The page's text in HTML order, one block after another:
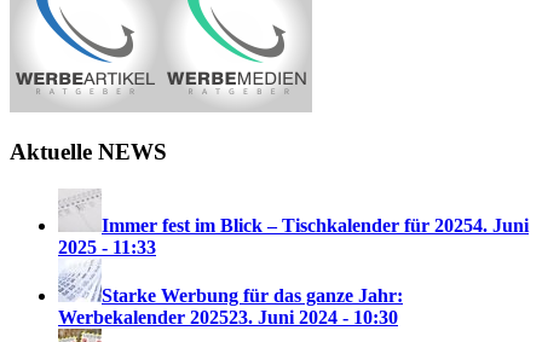
Aktuelle NEWS
Immer fest im Blick – Tischkalender für 20254. Juni
2025 - 11:33
Starke Werbung für das ganze Jahr:
Werbekalender 202523. Juni 2024 - 10:30